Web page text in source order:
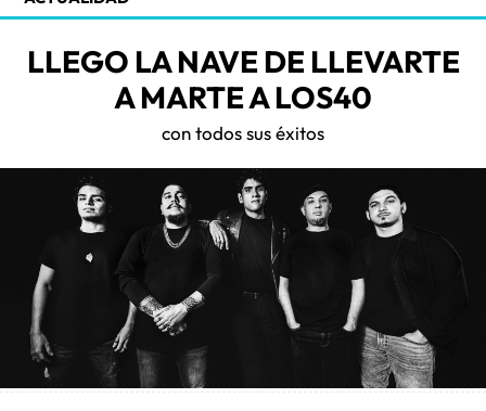
LLEGO LA NAVE DE LLEVARTE
A MARTE A LOS40
con todos sus éxitos